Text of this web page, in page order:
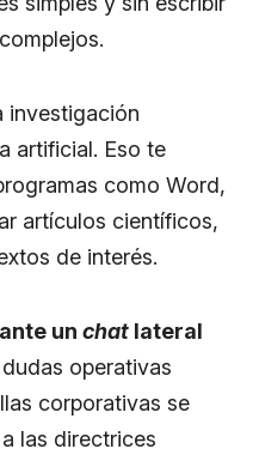
investigación
artificial. Eso te
como Word,
artículos científicos,
de interés.
un chat lateral
operativas
corporativas se
las directrices